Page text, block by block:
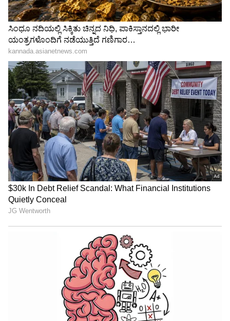
ನೀತಾ ಅಂಬಾನಿಗೆ 'ಭಾಭಿ' ಎಂದ ಆಲಿಯಾ: ವೇದಿಕೆ
ಮೇಲೆ ಕ್ಷಣಕಾಲ ಮೌನ, ತಕ್ಷಣವೇ ನಟಿ ಮಾಡಿದ್ದೇನು?
3
6
Image Credit : Alia Bhatt Instagram
ಡಿಸೈನ್ ಕೂಡಾ ಅದ್ಭುತ
ಆಲಿಯಾ ಅವರ ಈ ಕೇನ್ಸ್ ಉಡುಪನ್ನು ಇನ್ನಷ್ಟು
ವಿಶೇಷವಾಗಿಸಿದ್ದು ಅದರ ಮೇಲಿದ್ದ ಕರಕುಶಲತೆ. ಗೌನ್ ಮೇಲೆ
ಮಾಡಲಾಗಿದ್ದು, ಇದು ಗಾರ್ಡನ್‌ನಿಂದ ಪ್ರೇರಿತವಾದಂತೆ
ಕಾಣುತ್ತಿತ್ತು. ಉಡುಪಿನ ಪ್ರತಿಯೊಂದು ಡಿಸೈನ್ ಕೂಡಾ